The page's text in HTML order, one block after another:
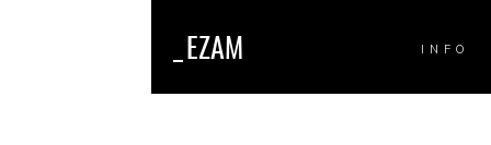
EZAM INFO